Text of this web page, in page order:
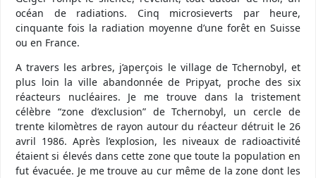
océan de radiations. Cinq microsieverts par heure,
cinquante fois la radiation moyenne d’une forêt en Suisse
ou en France.
A travers les arbres, j’aperçois le village de Tchernobyl, et
plus loin la ville abandonnée de Pripyat, proche des six
réacteurs nucléaires. Je me trouve dans la tristement
célèbre “zone d’exclusion” de Tchernobyl, un cercle de
trente kilomètres de rayon autour du réacteur détruit le 26
avril 1986. Après l’explosion, les niveaux de radioactivité
étaient si élevés dans cette zone que toute la population en
fut évacuée. Je me trouve au cur même de la zone dont les